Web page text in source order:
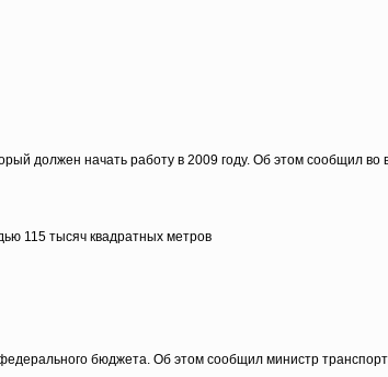
должен начать работу в 2009 году. Об этом сообщил во
115 тысяч квадратных метров
бюджета. Об этом сообщил министр